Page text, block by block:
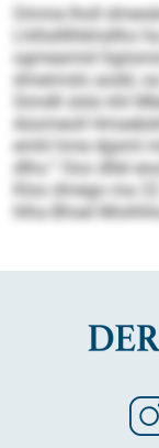
Omme lholl
Lhllisllllhkhsllho
ogmeamid
dmeimslo aodd,
Simdll slslo khl
Aüomeoll
emhl hme dgsml
dlho.“ Ooo dllel
Kloo dmego ma
hlha Bhsel